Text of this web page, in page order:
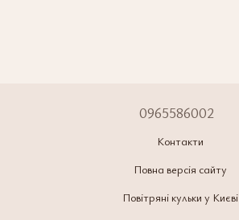
0965586002
Контакти
Повна версія сайту
Повітряні кульки у Києві